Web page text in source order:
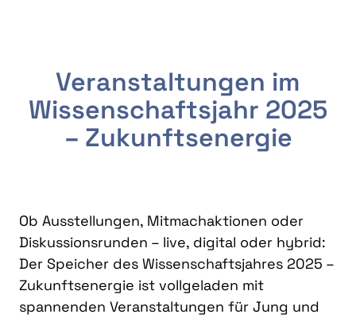
Veranstaltungen im
Wissenschaftsjahr 2025
– Zukunftsenergie
Ob Ausstellungen, Mitmachaktionen oder
Diskussionsrunden – live, digital oder hybrid:
Der Speicher des Wissenschaftsjahres 2025 –
Zukunftsenergie ist vollgeladen mit
spannenden Veranstaltungen für Jung und